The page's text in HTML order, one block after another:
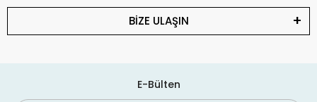
BİZE ULAŞIN
E-Bülten